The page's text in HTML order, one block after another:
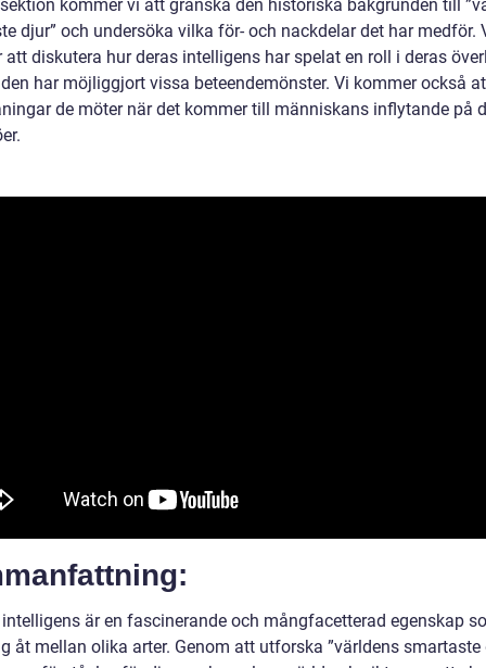
kommer vi att granska den historiska bakgrunden till
djur” och undersöka vilka för- och nackdelar det har medför.
att diskutera hur deras intelligens har spelat en roll i deras
har möjliggjort vissa beteendemönster. Vi kommer också
de möter när det kommer till människans inflytande på
är en fascinerande och mångfacetterad egenskap
åt mellan olika arter. Genom att utforska ”världens smartaste